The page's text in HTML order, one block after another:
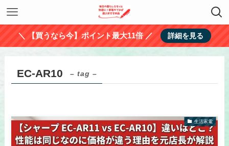
＼ 【買うなら今】ポイント最大11倍 ／ 詳細を見る
EC-AR10 – tag –
生活家電